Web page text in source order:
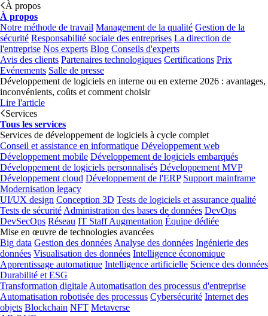
À propos
À propos
Notre méthode de travail Management de la qualité Gestion de la
sécurité Responsabilité sociale des entreprises La direction de
l'entreprise Nos experts Blog Conseils d'experts
Avis des clients Partenaires technologiques Certifications Prix
Evénements Salle de presse
Développement de logiciels en interne ou en externe 2026 : avantages,
inconvénients, coûts et comment choisir
Lire l'article
Services
Tous les services
Services de développement de logiciels à cycle complet
Conseil et assistance en informatique Développement web
Développement mobile Développement de logiciels embarqués
Développement de logiciels personnalisés Développement MVP
Développement cloud Développement de l'ERP Support mainframe
Modernisation legacy
UI/UX design Conception 3D Tests de logiciels et assurance qualité
Tests de sécurité Administration des bases de données DevOps
DevSecOps Réseau IT Staff Augmentation Équipe dédiée
Mise en œuvre de technologies avancées
Big data Gestion des données Analyse des données Ingénierie des
données Visualisation des données Intelligence économique
Apprentissage automatique Intelligence artificielle Science des données
Durabilité et ESG
Transformation digitale Automatisation des processus d'entreprise
Automatisation robotisée des processus Cybersécurité Internet des
objets Blockchain NFT Metaverse